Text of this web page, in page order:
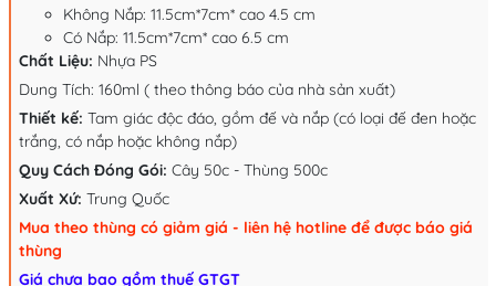
Không Nắp: 11.5cm*7cm* cao 4.5 cm
Có Nắp: 11.5cm*7cm* cao 6.5 cm
Chất Liệu: Nhựa PS
Dung Tích: 160ml ( theo thông báo của nhà sản xuất)
Thiết kế: Tam giác độc đáo, gồm đế và nắp (có loại đế đen hoặc
trắng, có nắp hoặc không nắp)
Quy Cách Đóng Gói: Cây 50c - Thùng 500c
Xuất Xứ: Trung Quốc
Mua theo thùng có giảm giá - liên hệ hotline để được báo giá
thùng
Giá chưa bao gồm thuế GTGT